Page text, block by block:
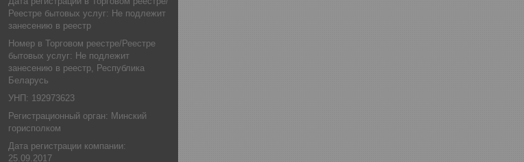
Реестре бытовых услуг: Не подлежит
занесению в реестр
Номер в Торговом реестре/Реестре
бытовых услуг: Не подлежит
занесению в реестр, Республика
Беларусь
УНП: 192973623
Регистрационный орган: Минский
горисполком
Дата регистрации компании:
25.09.2017